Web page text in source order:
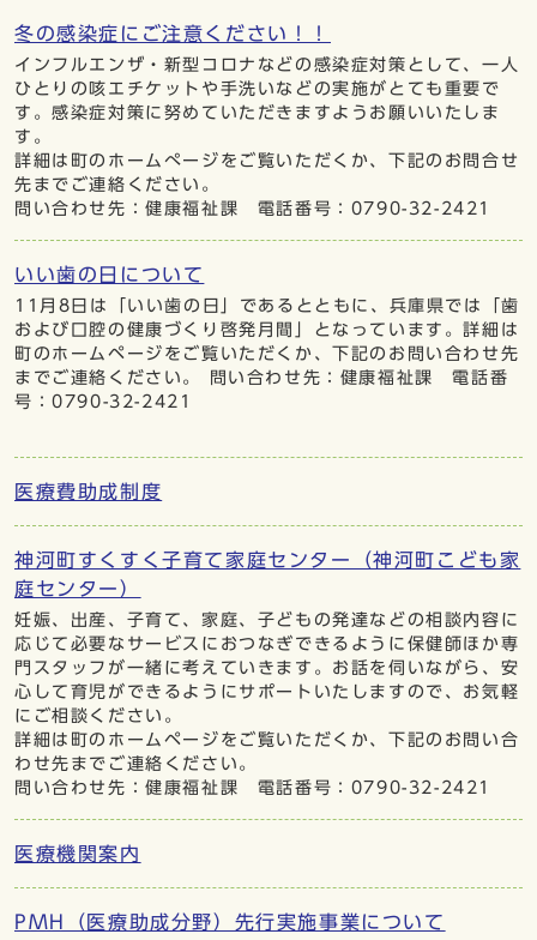
冬の感染症にご注意ください！！
インフルエンザ・新型コロナなどの感染症対策として、一人
ひとりの咳エチケットや手洗いなどの実施がとても重要で
す。感染症対策に努めていただきますようお願いいたしま
す。
詳細は町のホームぺージをご覧いただくか、下記のお問合せ
先までご連絡ください。
問い合わせ先：健康福祉課 電話番号：0790-32-2421
いい歯の日について
11月8日は「いい歯の日」であるとともに、兵庫県では「歯
および口腔の健康づくり啓発月間」となっています。詳細は
町のホームページをご覧いただくか、下記のお問い合わせ先
までご連絡ください。 問い合わせ先：健康福祉課 電話番
号：0790-32-2421
医療費助成制度
神河町すくすく子育て家庭センター（神河町こども家
庭センター）
妊娠、出産、子育て、家庭、子どもの発達などの相談内容に
応じて必要なサービスにおつなぎできるように保健師ほか専
門スタッフが一緒に考えていきます。お話を伺いながら、安
心して育児ができるようにサポートいたしますので、お気軽
にご相談ください。
詳細は町のホームページをご覧いただくか、下記のお問い合
わせ先までご連絡ください。
問い合わせ先：健康福祉課 電話番号：0790-32-2421
医療機関案内
PMH（医療助成分野）先行実施事業について